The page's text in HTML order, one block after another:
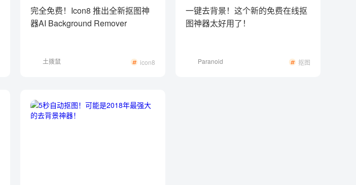
完全免费！Icon8 推出全新抠图神
器AI Background Remover
土拨鼠 icon8
一键去背景！这个新的免费在线抠
图神器太好用了！
Paranoid 抠图